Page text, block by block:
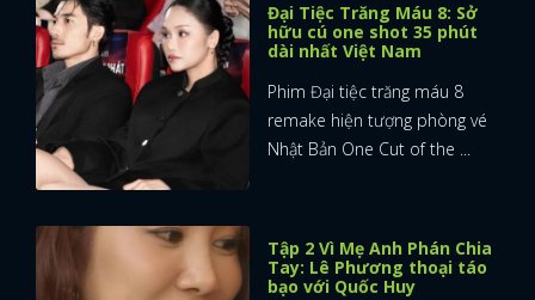
Đại Tiệc Trăng Máu 8: Sở
hữu cú one shot 35 phút
dài nhất Việt Nam
Phim Đại tiệc trăng máu 8
remake hiện tượng phòng vé
Nhật Bản One Cut of the ...
Tập 2 Vì Mẹ Anh Phán Chia
Tay: Lê Phương thoại táo
bạo với Quốc Huy